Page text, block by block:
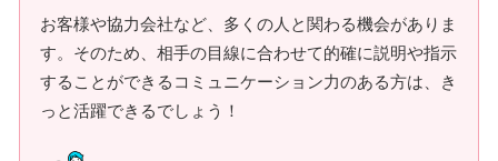
お客様や協力会社など、多くの人と関わる機会がありま
す。そのため、相手の目線に合わせて的確に説明や指示
することができるコミュニケーション力のある方は、き
っと活躍できるでしょう！